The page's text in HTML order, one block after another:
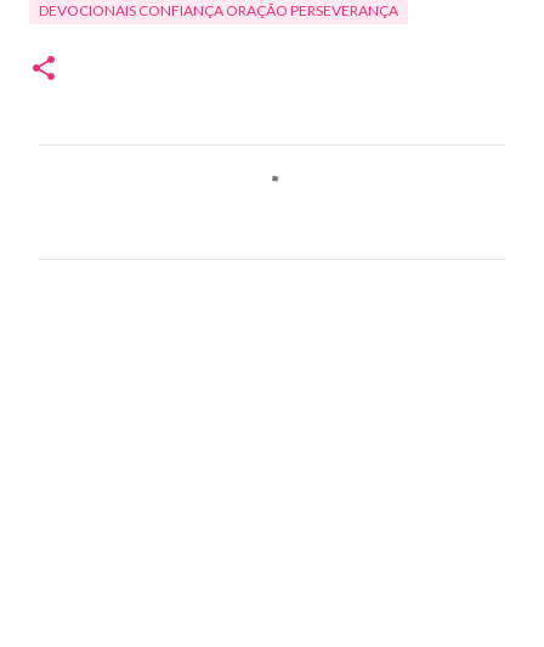
DEVOCIONAIS CONFIANÇA ORAÇÃO PERSEVERANÇA